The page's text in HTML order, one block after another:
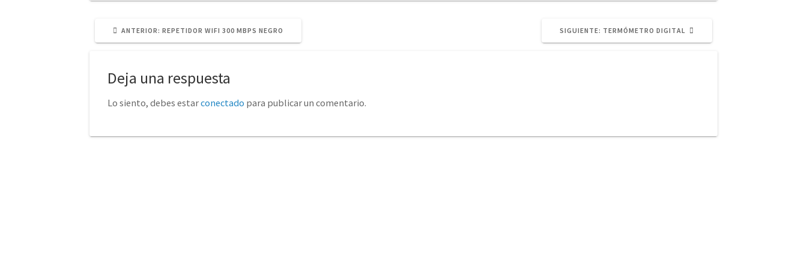
ANTERIOR: POST
REPETIDOR WIFI 300 MBPS NEGRO SIGUIENTE: SIGUIENTE
TERMÓMETRO DIGITAL
Deja una respuesta
Lo siento, debes estarconectado para publicar un comentario.